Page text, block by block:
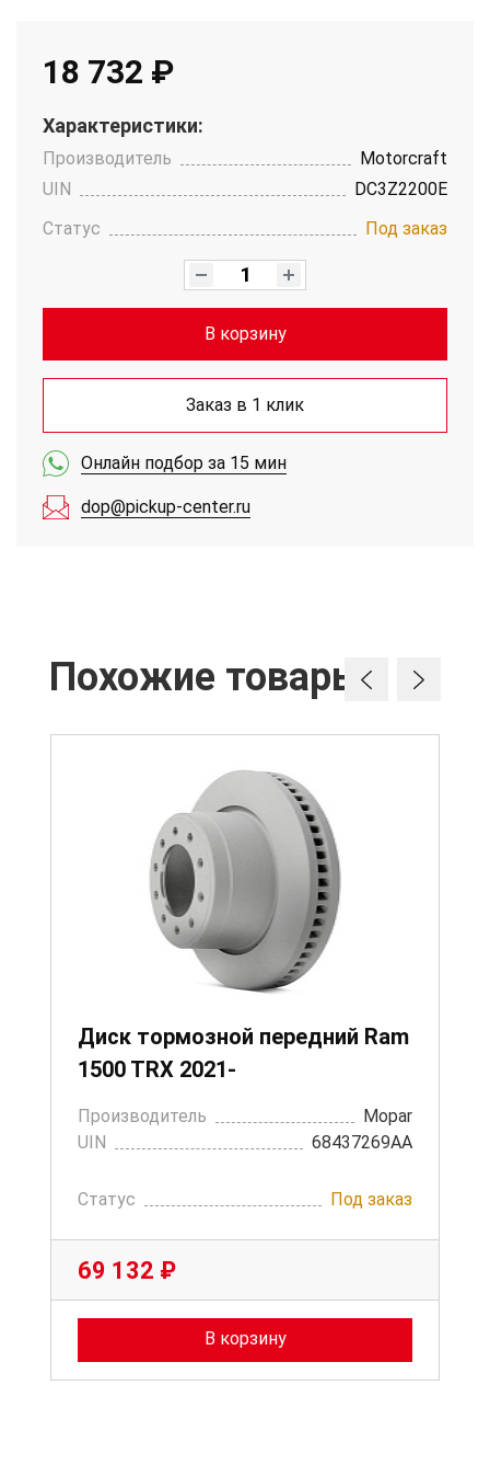
18 732 ₽
Характеристики:
Производитель
Motorcraft
UIN
DC3Z2200E
Статус
Под заказ
В корзину
Заказ в 1 клик
Онлайн подбор за 15 мин
dop@pickup-center.ru
Похожие товары
Диск тормозной передний Ram
1500 TRX 2021-
Производитель
Mopar
UIN
68437269AA
Статус Под заказ
69 132 ₽
В корзину